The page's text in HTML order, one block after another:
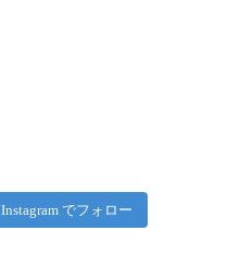
Instagram でフォロー